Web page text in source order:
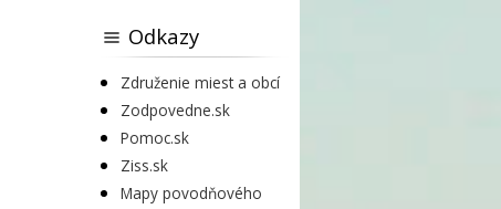
Odkazy
Združenie miest a obcí
Zodpovedne.sk
Pomoc.sk
Ziss.sk
Mapy povodňového